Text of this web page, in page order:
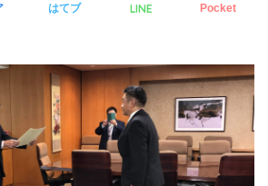
はてブ LINE Pocket